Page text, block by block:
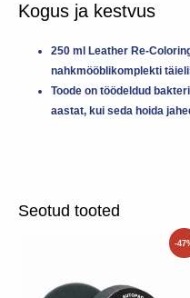
Kogus ja kestvus
250 ml Leather Re-
nahkmööblikomplekti
Toode on töödeldud
aastat, kui seda hoida
Seotud tooted
-
6.90€.3.66€.